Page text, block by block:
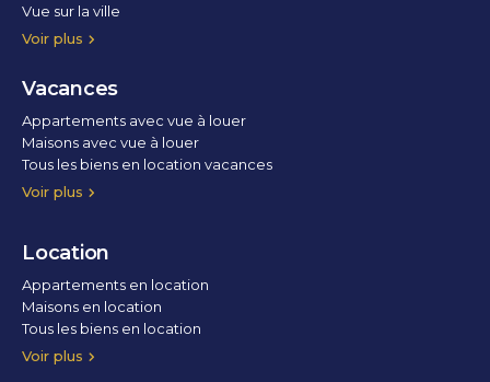
Voir plus
Vue sur la ville
Vue parc
Vue fleuve
Vue lac
Vue marina / port
Vacances
Voir plus
Appartements avec vue à louer
Maisons avec vue à louer
Tous les biens en location vacances
Location
Voir plus
Appartements en location
Maisons en location
Tous les biens en location